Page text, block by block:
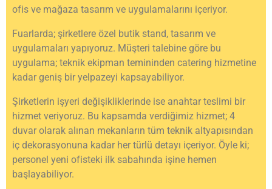
ofis ve mağaza tasarım ve uygulamalarını içeriyor.
Fuarlarda; şirketlere özel butik stand, tasarım ve
uygulamaları yapıyoruz. Müşteri talebine göre bu
uygulama; teknik ekipman temininden catering hizmetine
kadar geniş bir yelpazeyi kapsayabiliyor.
Şirketlerin işyeri değişikliklerinde ise anahtar teslimi bir
hizmet veriyoruz. Bu kapsamda verdiğimiz hizmet; 4
duvar olarak alınan mekanların tüm teknik altyapısından
iç dekorasyonuna kadar her türlü detayı içeriyor. Öyle ki;
personel yeni ofisteki ilk sabahında işine hemen
başlayabiliyor.